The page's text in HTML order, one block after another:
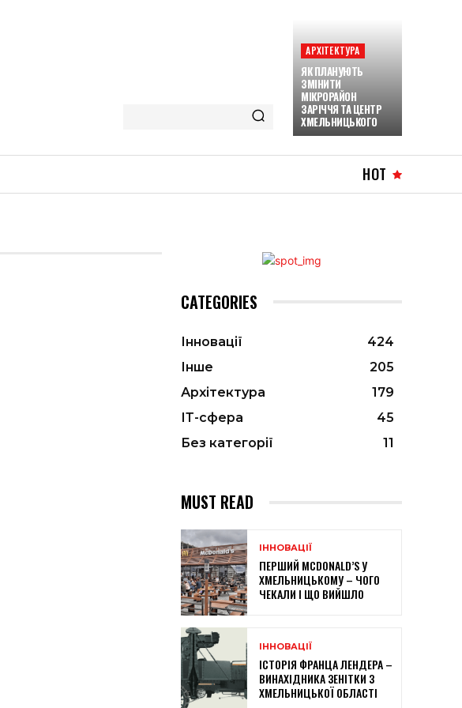
АРХІТЕКТУРА
ЯК ПЛАНУЮТЬ
ЗМІНИТИ
МІКРОРАЙОН
ЗАРІЧЧЯ ТА ЦЕНТР
ХМЕЛЬНИЦЬКОГО
HOT
CATEGORIES
Інновації
424
Інше
205
Архітектура
179
ІТ-сфера
45
Без категорії
11
MUST READ
ІННОВАЦІЇ
ПЕРШИЙ MCDONALD’S У
ХМЕЛЬНИЦЬКОМУ – ЧОГО
ЧЕКАЛИ І ЩО ВИЙШЛО
ІННОВАЦІЇ
ІСТОРІЯ ФРАНЦА ЛЕНДЕРА –
ВИНАХІДНИКА ЗЕНІТКИ З
ХМЕЛЬНИЦЬКОЇ ОБЛАСТІ